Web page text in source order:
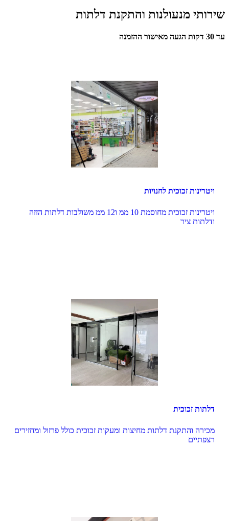
שירותי מנעולנות והתקנת דלתות
עד 30 דקות הגעה מאישור ההזמנה
ויטרינות זכוכית לחנויות
ויטרינות זכוכית מחוסמת 10 ממ ו12 ממ משולבות דלתות הזזה
ודלתות ציר
דלתות זכוכית
מכירה והתקנת דלתות מחיצות ומעקות זכוכית כולל פרזול ומחזירים
רצפתיים